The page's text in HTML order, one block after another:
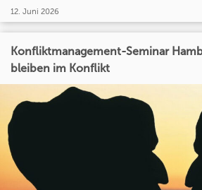
12. Juni 2026
Konfliktmanagement-Seminar
bleiben im Konflikt